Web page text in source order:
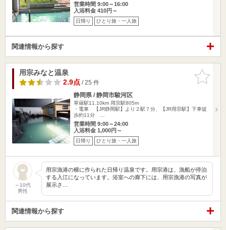
営業時間 9:00～16:00
入浴料金 410円～
日帰り ひとり旅・一人旅
関連情報から探す
お気に入
りに追加
用宗みなと温泉
2.9点/ 25 件
静岡県 / 静岡市駿河区
草薙駅11.10km 用宗駅805m
・電車 【JR静岡駅】より２駅７分、【JR用宗駅】下車徒
歩約11分 …
営業時間 9:00～24:00
入浴料金 1,000円～
日帰り ひとり旅・一人旅
～10代
男性
用宗漁港の横に作られた日帰り温泉です。用宗港は、漁船が停泊
する入江になっています。浴室への廊下には、用宗漁港の写真が
展示さ…
関連情報から探す